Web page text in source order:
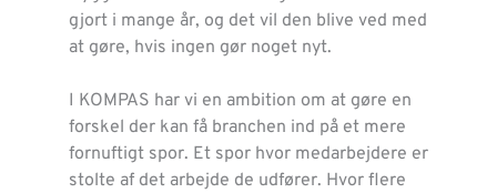
gjort i mange år, og det vil den blive ved med
at gøre, hvis ingen gør noget nyt.
I KOMPAS har vi en ambition om at gøre en
forskel der kan få branchen ind på et mere
fornuftigt spor. Et spor hvor medarbejdere er
stolte af det arbejde de udfører. Hvor flere